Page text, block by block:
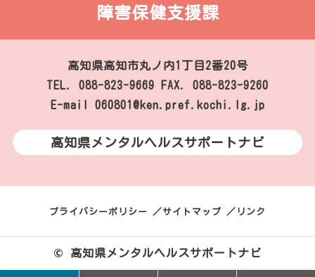
障害保健支援課
高知県高知市丸ノ内1丁目2番20号
TEL. 088-823-9669
FAX. 088-823-9260
E-mail 060801@ken.pref.kochi.lg.jp
高知県メンタルヘルスサポートナビ
プライバシーポリシー サイトマップ リンク
© 高知県メンタルヘルスサポートナビ